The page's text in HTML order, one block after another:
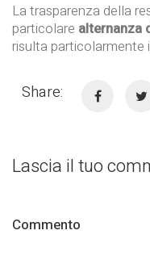
La trasparenza della
particolare alternanza
risulta particolarmente
Share:
Lascia il tuo
Commento